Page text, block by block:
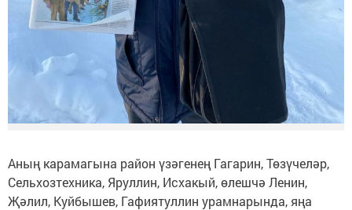
Аның карамагына район үзәгенең Гагарин, Төзүчеләр,
Сельхозтехника, Яруллин, Исхакый, өлешчә Ленин,
Җәлил, Куйбышев, Гафиятуллин урамнарында, яңа